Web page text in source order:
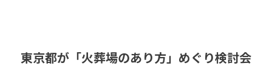
東京都が「火葬場のあり方」めぐり検討会